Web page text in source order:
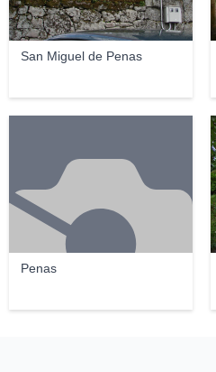
San Miguel de Penas
Penas